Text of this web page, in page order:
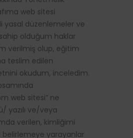
web sitesi
yasal düzenlemeler ve
olduğum haklar
verilmiş olup, eğitim
teslim edilen
okudum, inceledim.
web sitesi” ne
yazılı ve/veya
verilen, kimliğimi
belirlemeye yarayanlar